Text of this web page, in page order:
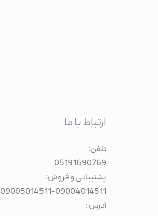
ارتباط با ما
تلفن:
05191690769
پشتیبانی و فروش:
09004014511
-
09005014511
آدرس :